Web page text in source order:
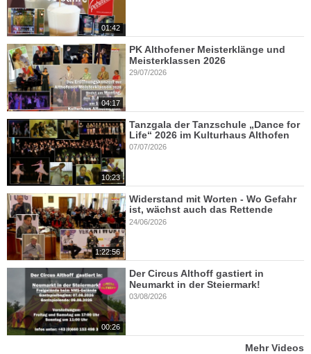
01:42
04:17
PK Althofener Meisterklänge und
Meisterklassen 2026
29/07/2026
10:23
Tanzgala der Tanzschule „Dance for
Life“ 2026 im Kulturhaus Althofen
07/07/2026
1:22:56
Widerstand mit Worten - Wo Gefahr
ist, wächst auch das Rettende
24/06/2026
00:26
Der Circus Althoff gastiert in
Neumarkt in der Steiermark!
03/08/2026
Mehr Videos